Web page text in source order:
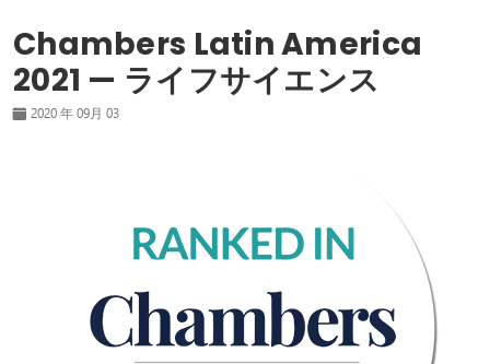
Chambers Latin America
2021 — ライフサイエンス
2020 年 09月 03